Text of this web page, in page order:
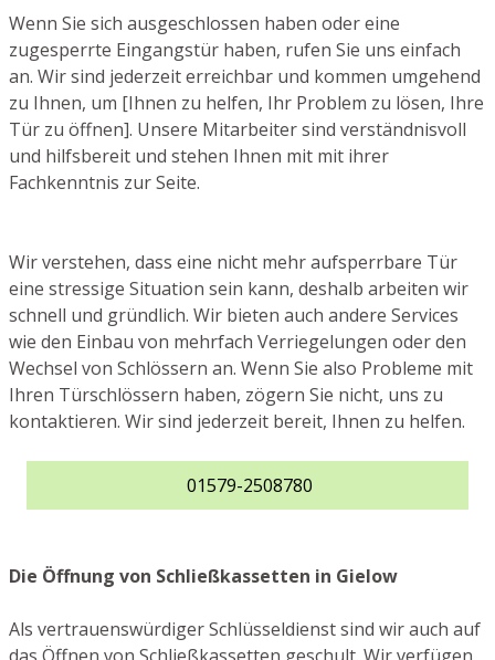
Wenn Sie sich ausgeschlossen haben oder eine
zugesperrte Eingangstür haben, rufen Sie uns einfach
an. Wir sind jederzeit erreichbar und kommen umgehend
zu Ihnen, um [Ihnen zu helfen, Ihr Problem zu lösen, Ihre
Tür zu öffnen]. Unsere Mitarbeiter sind verständnisvoll
und hilfsbereit und stehen Ihnen mit mit ihrer
Fachkenntnis zur Seite.
Wir verstehen, dass eine nicht mehr aufsperrbare Tür
eine stressige Situation sein kann, deshalb arbeiten wir
schnell und gründlich. Wir bieten auch andere Services
wie den Einbau von mehrfach Verriegelungen oder den
Wechsel von Schlössern an. Wenn Sie also Probleme mit
Ihren Türschlössern haben, zögern Sie nicht, uns zu
kontaktieren. Wir sind jederzeit bereit, Ihnen zu helfen.
01579-2508780
Die Öffnung von Schließkassetten in Gielow
Als vertrauenswürdiger Schlüsseldienst sind wir auch auf